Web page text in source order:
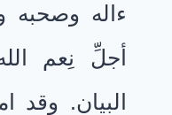
ءاله وصحبه
أجلِّ نِعم
البيان. وقد